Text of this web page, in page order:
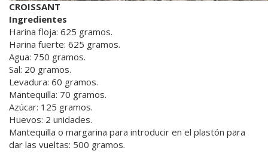
CROISSANT
Ingredientes
Harina floja: 625 gramos.
Harina fuerte: 625 gramos.
Agua: 750 gramos.
Sal: 20 gramos.
Levadura: 60 gramos.
Mantequilla: 70 gramos.
Azúcar: 125 gramos.
Huevos: 2 unidades.
Mantequilla o margarina para introducir en el plastón para
dar las vueltas: 500 gramos.